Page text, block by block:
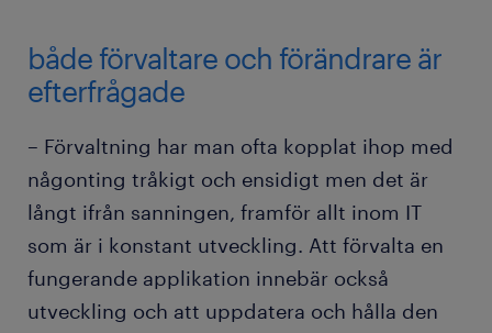
både förvaltare och förändrare är
efterfrågade
– Förvaltning har man ofta kopplat ihop med
någonting tråkigt och ensidigt men det är
långt ifrån sanningen, framför allt inom IT
som är i konstant utveckling. Att förvalta en
fungerande applikation innebär också
utveckling och att uppdatera och hålla den